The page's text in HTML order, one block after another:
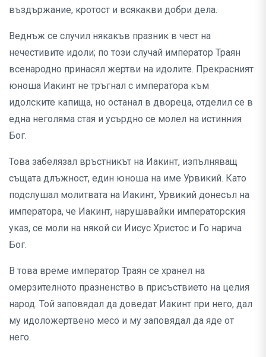
въздържание, кротост и всякакви добри дела.
Веднъж се случил някакъв празник в чест на
нечестивите идоли; по този случай император Траян
всенародно принасял жертви на идолите. Прекрасният
юноша Иакинт не тръгнал с императора към
идолските капища, но останал в двореца, отделил се в
една неголяма стая и усърдно се молел на истинния
Бог.
Това забелязал връстникът на Иакинт, изпълняващ
същата длъжност, един юноша на име Урвикий. Като
подслушал молитвата на Иакинт, Урвикий донесъл на
императора, че Иакинт, нарушавайки императорския
указ, се моли на някой си Иисус Христос и Го нарича
Бог.
В това време император Траян се хранел на
омерзителното празненство в присъствието на целия
народ. Той заповядал да доведат Иакинт при него, дал
му идоложертвено месо и му заповядал да яде от
него.